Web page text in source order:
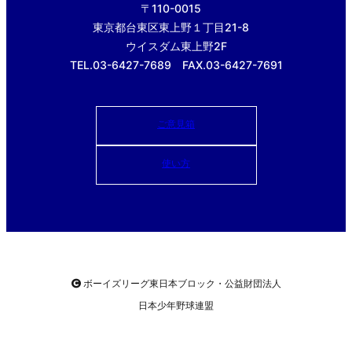
〒110-0015
東京都台東区東上野１丁目21-8
ウイスダム東上野2F
TEL.03-6427-7689 FAX.03-6427-7691
ご意見箱
使い方
ボーイズリーグ東日本ブロック・公益財団法人
日本少年野球連盟